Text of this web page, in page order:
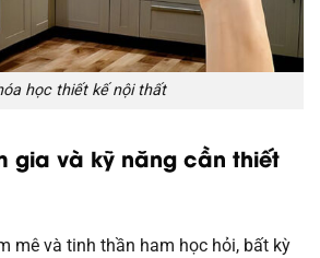
học thiết kế nội thất
gia và kỹ năng cần thiết
mê và tinh thần ham học hỏi, bất kỳ